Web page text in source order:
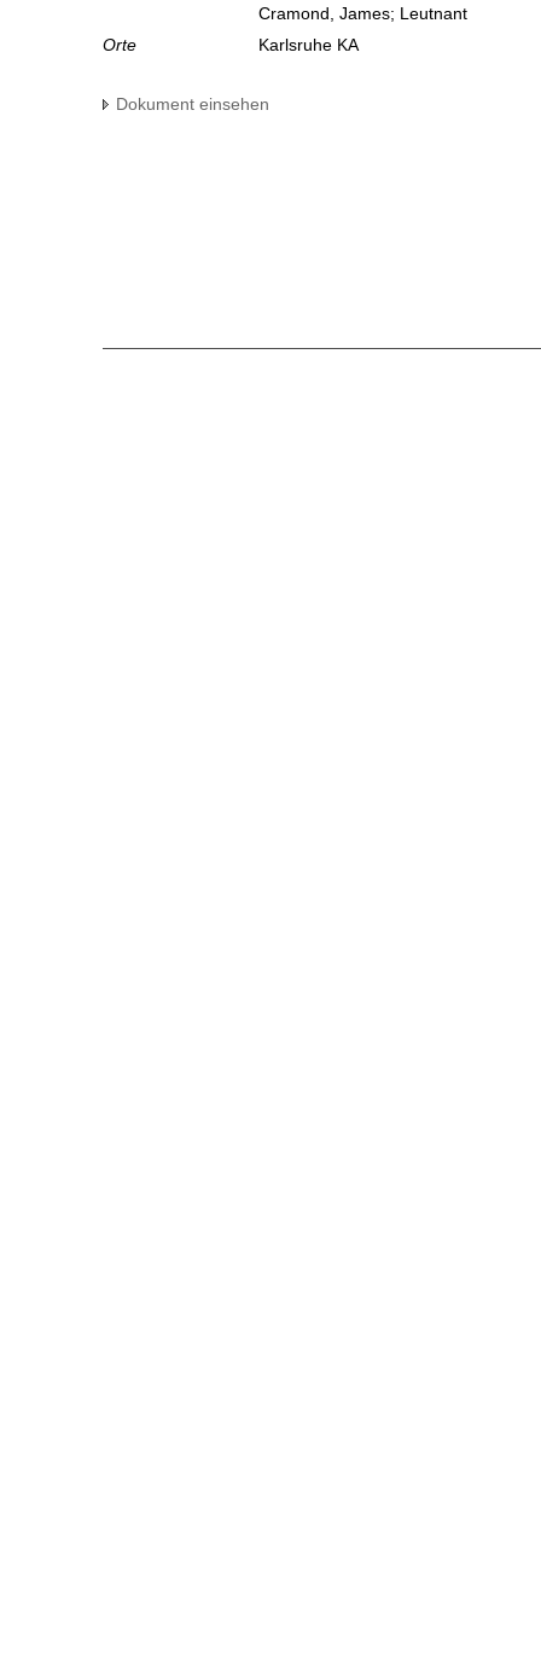
Cramond, James; Leutnant
Orte
Karlsruhe KA
Dokument einsehen